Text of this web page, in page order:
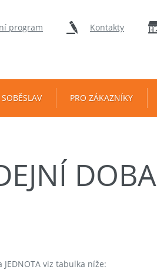
program Kontakty
PRO ZÁKAZNÍKY
DOBA
viz tabulka níže: